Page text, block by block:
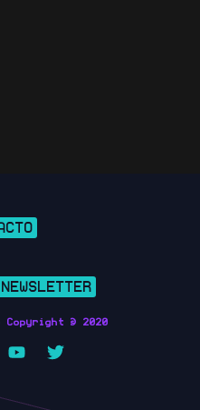
Copyright © 2020